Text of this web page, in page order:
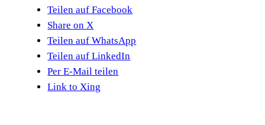
Teilen auf Facebook
Share on X
Teilen auf WhatsApp
Teilen auf LinkedIn
Per E-Mail teilen
Link to Xing